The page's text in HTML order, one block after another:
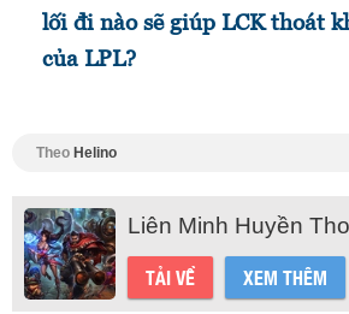
lối đi nào sẽ giúp LCK thoát
của LPL?
Theo Helino
Liên Minh Huyền
TẢI VỀ XEM THÊM